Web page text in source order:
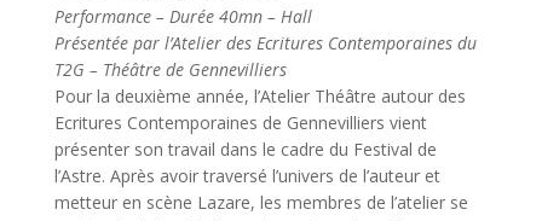
Performance – Durée 40mn – Hall
Présentée par l’Atelier des Ecritures Contemporaines du
T2G – Théâtre de Gennevilliers
Pour la deuxième année, l’Atelier Théâtre autour des
Ecritures Contemporaines de Gennevilliers vient
présenter son travail dans le cadre du Festival de
l’Astre. Après avoir traversé l’univers de l’auteur et
metteur en scène Lazare, les membres de l’atelier se